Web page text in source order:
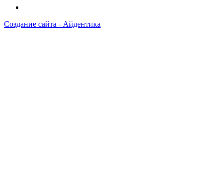
Создание сайта - Айдентика